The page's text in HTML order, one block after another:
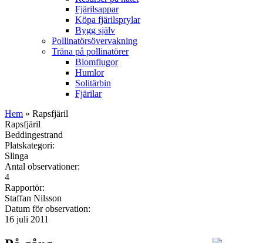
Fjärilsappar
Köpa fjärilsprylar
Bygg själv
Pollinatörsövervakning
Träna på pollinatörer
Blomflugor
Humlor
Solitärbin
Fjärilar
Hem » Rapsfjäril
Rapsfjäril
Beddingestrand
Platskategori:
Slinga
Antal observationer:
4
Rapportör:
Staffan Nilsson
Datum för observation:
16 juli 2011